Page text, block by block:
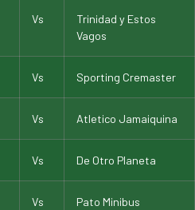
Vs
Trinidad y Estos
Vagos
Vs Sporting Cremaster
Vs Atletico Jamaiquina
Vs De Otro Planeta
Vs Pato Minibus